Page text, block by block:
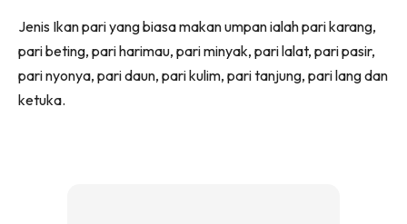
Jenis Ikan pari yang biasa makan umpan ialah pari karang,
pari beting, pari harimau, pari minyak, pari lalat, pari pasir,
pari nyonya, pari daun, pari kulim, pari tanjung, pari lang dan
ketuka.